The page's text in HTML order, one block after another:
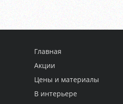
Главная
Акции
Цены и материалы
В интерьере